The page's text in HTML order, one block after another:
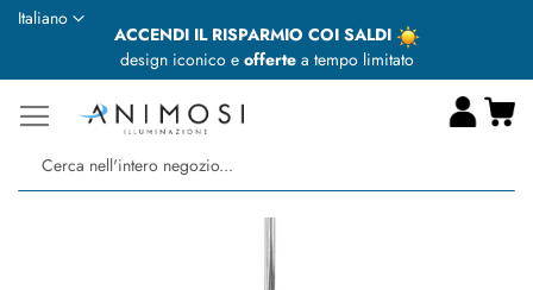
ACCENDI IL RISPARMIO COI SALDI
design iconico e offertea tempo limitato
Lingua
Italiano